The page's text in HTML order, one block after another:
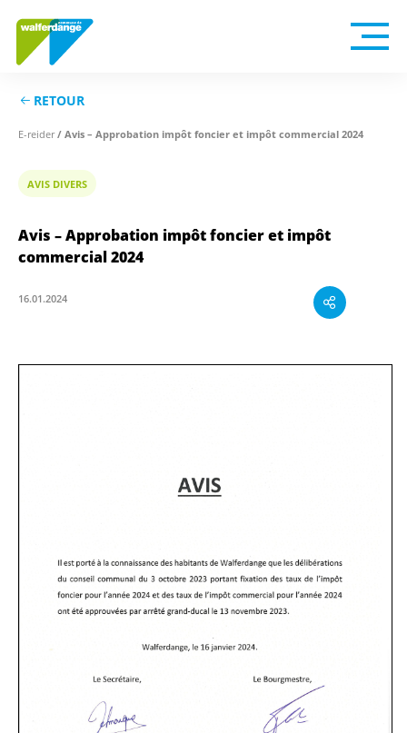
RETOUR
E-reider/ Avis – Approbation impôt foncier et impôt commercial 2024
AVIS DIVERS
Avis – Approbation impôt foncier et impôt
commercial 2024
16.01.2024